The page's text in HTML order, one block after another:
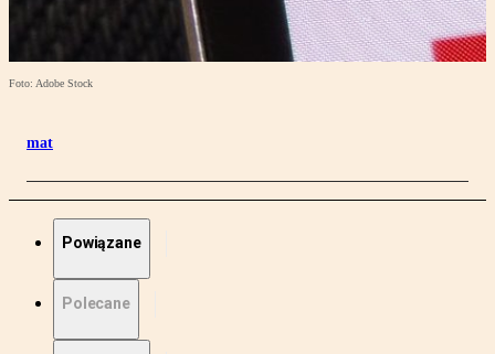
Foto: Adobe Stock
mat
Powiązane
Polecane